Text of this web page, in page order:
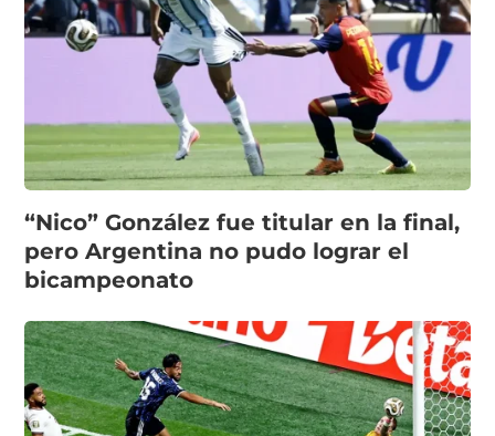
“Nico” González fue titular en la final,
pero Argentina no pudo lograr el
bicampeonato